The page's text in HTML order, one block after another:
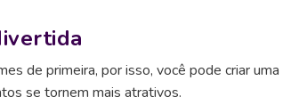
de primeira, por isso, você pode criar uma
se tornem mais atrativos.